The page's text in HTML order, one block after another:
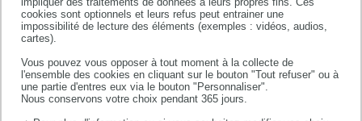
cookies sont optionnels et leurs refus peut entrainer une
impossibilité de lecture des éléments (exemples : vidéos, audios,
cartes).
Vous pouvez vous opposer à tout moment à la collecte de
l'ensemble des cookies en cliquant sur le bouton "Tout refuser" ou à
une partie d'entres eux via le bouton "Personnaliser".
Nous conservons votre choix pendant 365 jours.
d’action permettant d’associer directement
dans le projet MIEP des personnes moins
favorisées et ayant moins d’opportunités.
L’objectif final étant de réduire les inégalités et
favoriser l’accès à la mobilité au plus grand
nombre.